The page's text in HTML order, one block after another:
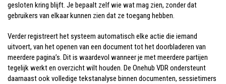
gesloten kring blijft. Je bepaalt zelf wie wat mag zien, zonder dat
gebruikers van elkaar kunnen zien dat ze toegang hebben.
Verder registreert het systeem automatisch elke actie die iemand
uitvoert, van het openen van een document tot het doorbladeren van
meerdere pagina’s. Dit is waardevol wanneer je met meerdere partijen
tegelijk werkt en overzicht wilt houden. De Onehub VDR ondersteunt
daarnaast ook volledige tekstanalyse binnen documenten, sessietimers